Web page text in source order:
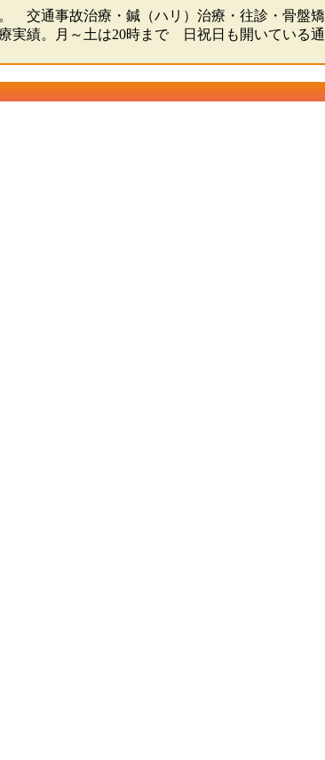
交通事故治療・鍼（ハリ）治療・往診・骨盤
実績。月～土は20時まで 日祝日も開いている